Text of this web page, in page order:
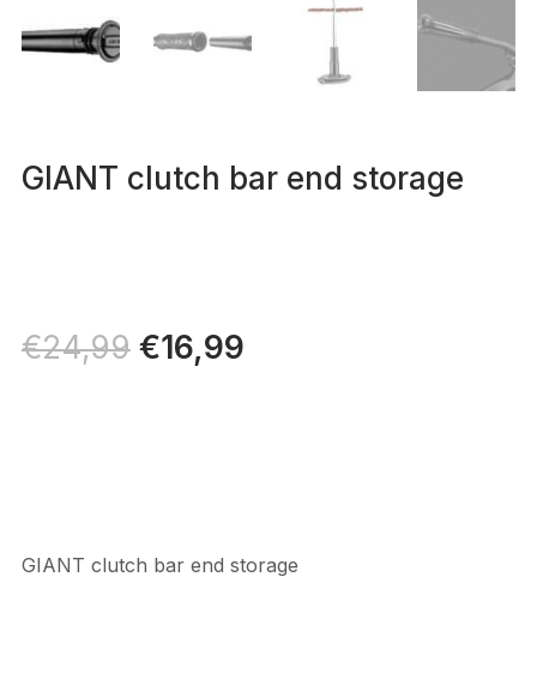
GIANT clutch bar end storage
€24,99 Il
prezzo
€16,99Il
GIANT clutch bar end storage